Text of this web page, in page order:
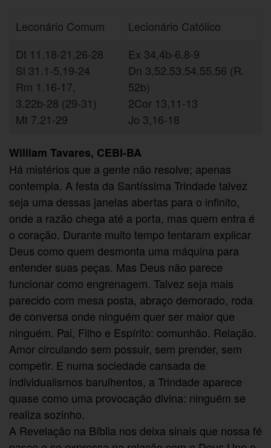
Leconário Comum
Lecionário Católico
Dt 11.18-21,26-28
Sl 31.1-5,19-24
Rm 1.16-17,
3.22b-28 (29-31)
Mt 7.21-29
Ex 34,4b-6.8-9
Dn 3,52.53.54.55.56 (R.
52b)
2Cor 13,11-13
Jo 3,16-18
William Tavares, CEBI-BA
Há mistérios que a gente não resolve; apenas
contempla. A festa da Santíssima Trindade talvez
seja uma dessas janelas abertas para o infinito,
onde a razão chega até a porta, mas quem entra é
o coração. Durante muito tempo tentaram explicar
Deus como quem desmonta uma máquina para
entender suas peças. Mas Deus não parece
funcionar como engrenagem. Talvez seja mais
parecido com mesa posta, abraço demorado, roda
de conversa onde ninguém quer ser maior que
ninguém. Pai, Filho e Espírito: comunhão. Relação.
Amor circulando sem possuir, sem prender, sem
competir. E numa sociedade cansada de
individualismos barulhentos, a Trindade aparece
quase como uma provocação divina: ninguém se
realiza sozinho.
A Revelação na Bíblia nos deixa sinais que nossa fé